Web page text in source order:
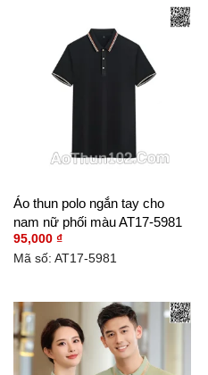
Áo thun polo ngắn tay cho
nam nữ phối màu AT17-5981
95,000 ₫
Mã số: AT17-5981